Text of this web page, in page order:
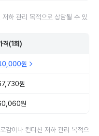
하 관리 목적으로 상담될 수 있
격(1회)
원
원
원
감이나 컨디션 저하 관리 목적으